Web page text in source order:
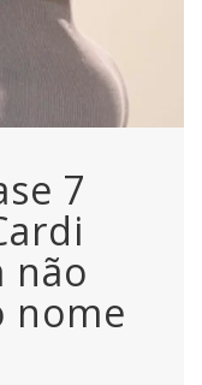
7
não
nome